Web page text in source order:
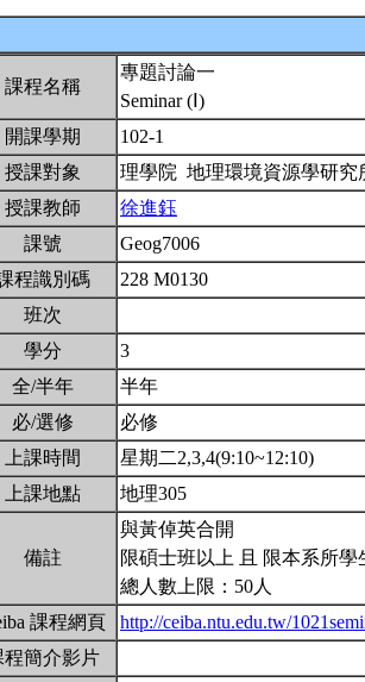
課程名稱
專題討論一
Seminar (Ⅰ)
開課學期
102-1
授課對象
理學院 地理環境資源學研究
授課教師
徐進鈺
課號
Geog7006
程識別碼
228 M0130
班次
學分
3
全/半年
半年
必/選修
必修
上課時間
星期二2,3,4(9:10~12:10)
上課地點
地理305
備註
與黃倬英合開
限碩士班以上 且 限本系所
總人數上限：50人
課程網頁
http://ceiba.ntu.edu.tw/
程簡介影片